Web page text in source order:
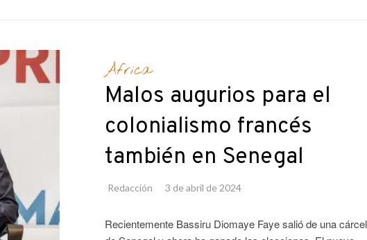
África
Malos augurios para el
colonialismo francés
también en Senegal
Redacción 3 de abril de 2024
Recientemente Bassiru Diomaye Faye salió de una cárcel